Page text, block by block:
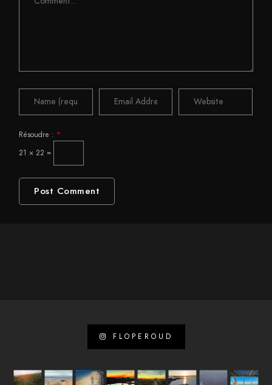
Résoudre : *
21 × 22 =
FLOPEROUD